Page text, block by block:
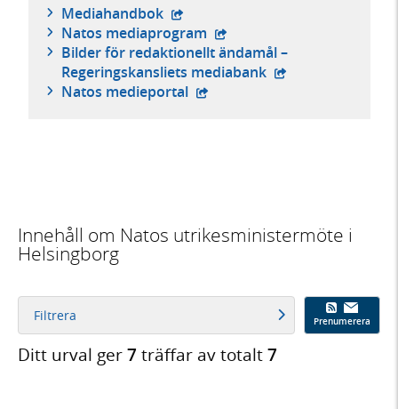
Mediahandbok - extern webbplats,
Natos mediaprogram - extern webbplats,
Bilder för redaktionellt ändamål –
Regeringskansliets mediabank - extern
Natos medieportal - extern webbplats,
Innehåll om Natos utrikesministermöte i
Helsingborg
Filtrera Prenumerera
Ditt urval ger7 träffar av totalt7